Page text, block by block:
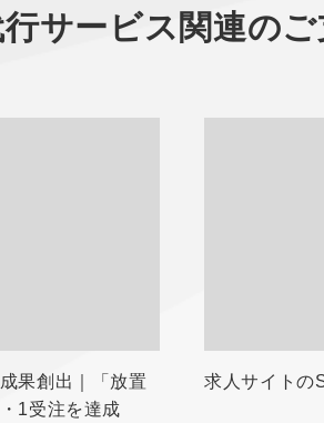
サービス 関連の
果創出｜「放置
1受注を達成
求人サイトの